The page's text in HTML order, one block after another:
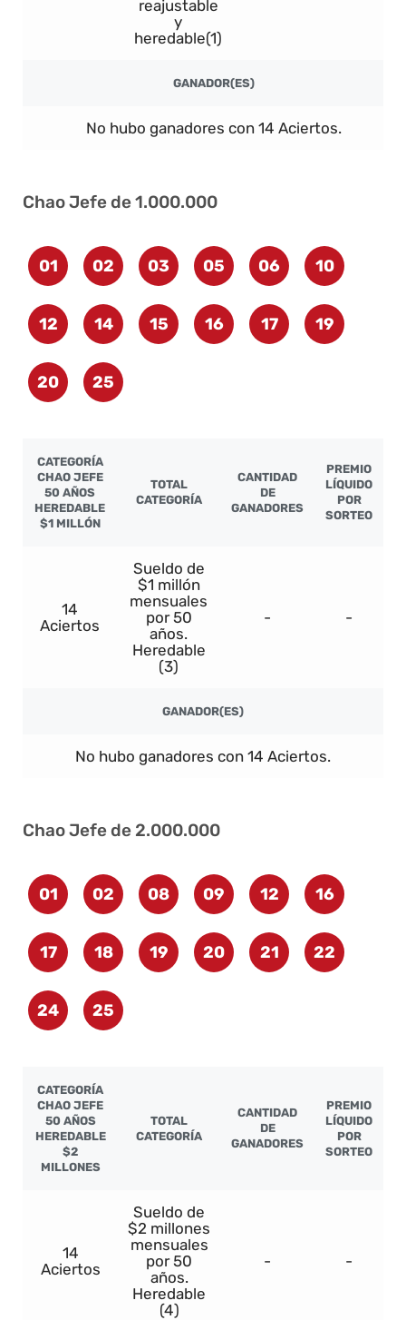
reajustable
y
heredable(1)
GANADOR(ES)
No hubo ganadores con 14 Aciertos.
Chao Jefe de 1.000.000
01 02 03 05 06 10
12 14 15 16 17 19
20 25
CATEGORÍA
CHAO JEFE
50 AÑOS
HEREDABLE
$1 MILLÓN
TOTAL
CATEGORÍA
CANTIDAD
DE
GANADORES
PREMIO
LÍQUIDO
POR
SORTEO
14
Aciertos
Sueldo de
$1 millón
mensuales
por 50
años.
Heredable
(3)
- -
GANADOR(ES)
No hubo ganadores con 14 Aciertos.
Chao Jefe de 2.000.000
01 02 08 09 12 16
17 18 19 20 21 22
24 25
CATEGORÍA
CHAO JEFE
50 AÑOS
HEREDABLE
$2
MILLONES
TOTAL
CATEGORÍA
CANTIDAD
DE
GANADORES
PREMIO
LÍQUIDO
POR
SORTEO
14
Aciertos
Sueldo de
$2 millones
mensuales
por 50
años.
Heredable
(4)
- -